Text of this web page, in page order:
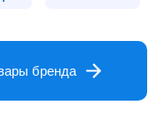
бренда